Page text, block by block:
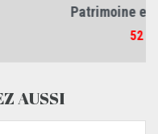
AUSSI